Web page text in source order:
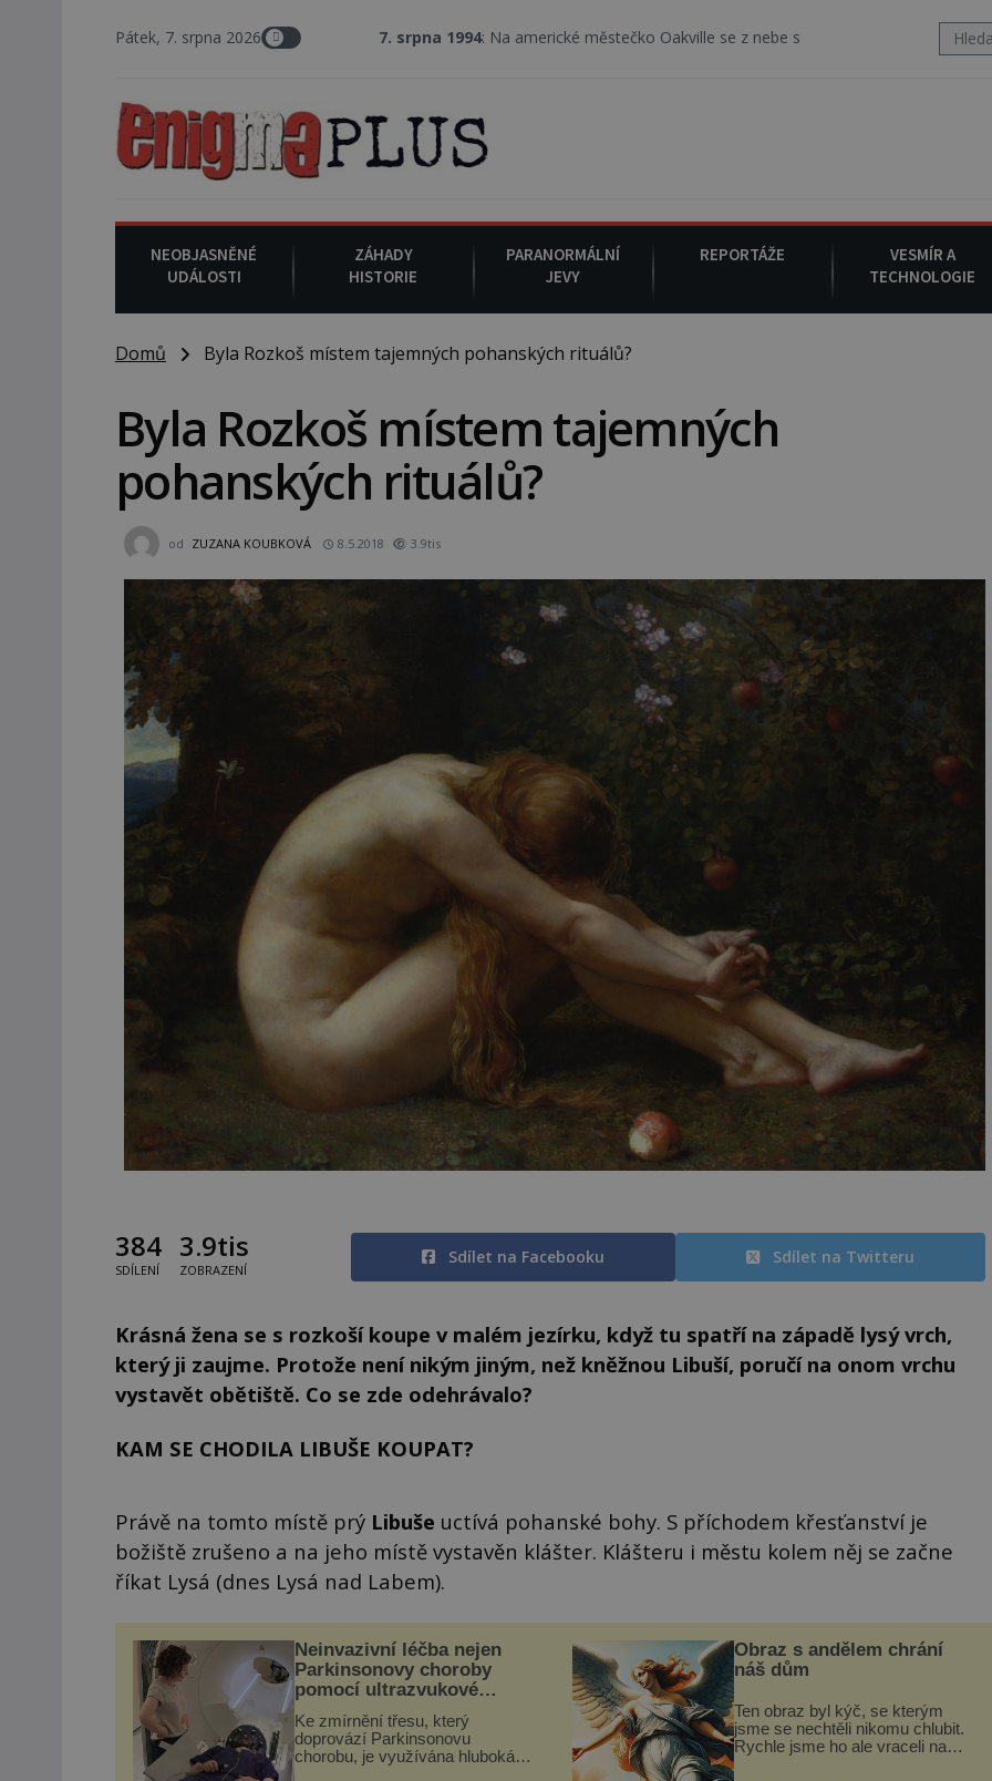
Pátek, 7. srpna 2026 7. srpna 1994: Na americké městečko Oakville se z nebe snáší podivná rosolovitá látka
NEOBJASNĚNÉ
UDÁLOSTI
ZÁHADY
HISTORIE
PARANORMÁLNÍ
JEVY
REPORTÁŽE
VESMÍR A
TECHNOLOGIE
Domů Byla Rozkoš místem tajemných pohanských rituálů?
Byla Rozkoš místem tajemných
pohanských rituálů?
od ZUZANA KOUBKOVÁ 8.5.2018 3.9tis
384
SDÍLENÍ
3.9tis
ZOBRAZENÍ
Sdílet na Facebooku Sdílet na Twitteru
Krásná žena se s rozkoší koupe v malém jezírku, když tu spatří na západě lysý vrch,
který ji zaujme. Protože není nikým jiným, než kněžnou Libuší, poručí na onom vrchu
vystavět obětiště. Co se zde odehrávalo?
KAM SE CHODILA LIBUŠE KOUPAT?
Právě na tomto místě prý Libuše uctívá pohanské bohy. S příchodem křesťanství je
božiště zrušeno a na jeho místě vystavěn klášter. Klášteru i městu kolem něj se začne
říkat Lysá (dnes Lysá nad Labem).
Neinvazivní léčba nejen
Parkinsonovy choroby
pomocí ultrazvukové
„helmy“
Ke zmírnění třesu, který
doprovází Parkinsonovu
chorobu, je využívána hluboká
Obraz s andělem chrání
náš dům
Ten obraz byl kýč, se kterým
jsme se nechtěli nikomu chlubit.
Rychle jsme ho ale vraceli na